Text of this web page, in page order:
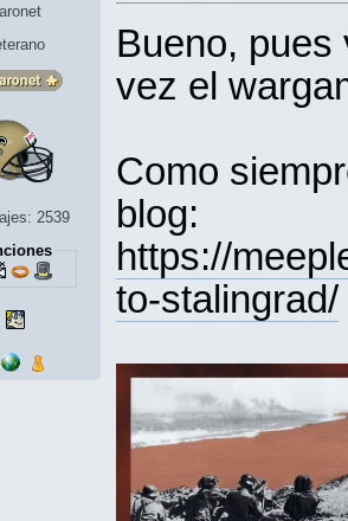
2539
Bueno, pues
vez el
Como
blog:
https://
to-stalingrad/